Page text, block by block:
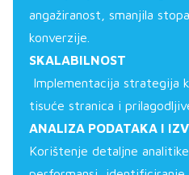
angažiranost, smanjila
konverzije.
SKALABILNOST
Implementacija strategija
tisuće stranica i
ANALIZA PODATAKA I
Korištenje detaljne